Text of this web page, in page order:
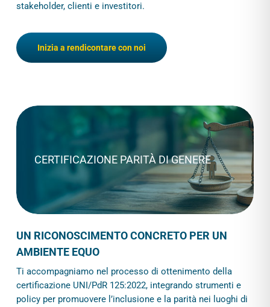
stakeholder, clienti e investitori.
Inizia a rendicontare con noi
CERTIFICAZIONE PARITÀ DI GENERE
UN RICONOSCIMENTO CONCRETO PER UN
AMBIENTE EQUO
Ti accompagniamo nel processo di ottenimento della
certificazione UNI/PdR 125:2022, integrando strumenti e
policy per promuovere l’inclusione e la parità nei luoghi di